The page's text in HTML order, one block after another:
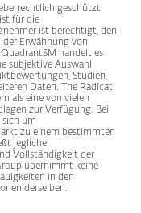
geschützt
für die
ist berechtigt, den
Erwähnung von
handelt es
subjektive Auswahl
Studien,
Daten. The Radicati
als eine von vielen
zur Verfügung. Bei
sich um
zu einem bestimmten
jegliche
Vollständigkeit der
übernimmt keine
in den
derselben.